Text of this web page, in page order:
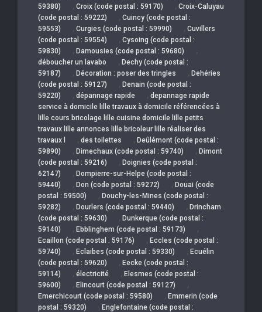
59380)
, Croix (code postal : 59170) , Croix-Caluyau
(code postal : 59222)
, Cuincy (code postal :
59553)
, Curgies (code postal : 59990) , Cuvillers
(code postal : 59554)
, Cysoing (code postal :
59830)
, Damousies (code postal : 59680) ,
déboucher un lavabo , Dechy (code postal :
59187)
, Décoration : poser des tringles , Dehéries
(code postal : 59127)
, Denain (code postal :
59220)
, dépannage rapide , depannage rapide
service à domicile lille travaux à domicile référencées à
lille cours bricolage lille cuisine domicile lille petits
travaux lille annonces lille bricoleur lille réaliser des
travaux l
, des toilettes , Deûlémont (code postal :
59890)
, Dimechaux (code postal : 59740) , Dimont
(code postal : 59216)
, Doignies (code postal :
62147)
, Dompierre-sur-Helpe (code postal :
59440)
, Don (code postal : 59272) , Douai (code
postal : 59500)
, Douchy-les-Mines (code postal :
59282)
, Dourlers (code postal : 59440) , Drincham
(code postal : 59630)
, Dunkerque (code postal :
59140)
, Ebblinghem (code postal : 59173) ,
Ecaillon (code postal : 59176) , Eccles (code postal :
59740)
, Eclaibes (code postal : 59330) , Ecuélin
(code postal : 59620)
, Eecke (code postal :
59114)
, électricité , Elesmes (code postal :
59600)
, Elincourt (code postal : 59127) ,
Emerchicourt (code postal : 59580) , Emmerin (code
postal : 59320)
, Englefontaine (code postal :